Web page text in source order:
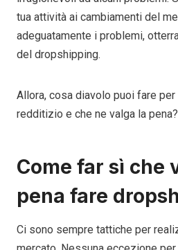
tua attività ai cambiamenti del
adeguatamente i problemi,
del dropshipping.
Allora, cosa diavolo puoi fare
redditizio e che ne valga la pena?
Come far sì che
pena fare
Ci sono sempre tattiche per